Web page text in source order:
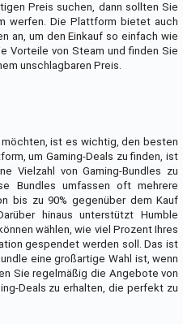
Preis suchen, dann sollten Sie
werfen. Die Plattform bietet auch
an, um den Einkauf so einfach wie
Vorteile von Steam und finden Sie
unschlagbaren Preis.
ist es wichtig, den besten
um Gaming-Deals zu finden, ist
Vielzahl von Gaming-Bundles zu
Bundles umfassen oft mehrere
bis zu 90% gegenüber dem Kauf
hinaus unterstützt Humble
wählen, wie viel Prozent Ihres
gespendet werden soll. Das ist
eine großartige Wahl ist, wenn
Sie regelmäßig die Angebote von
Deals zu erhalten, die perfekt zu